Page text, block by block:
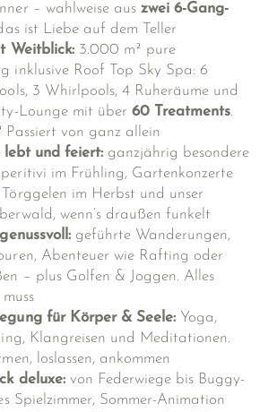
– wahlweise aus zwei 6-Gang-
ist Liebe auf dem Teller
Weitblick: 3.000 m² pure
inklusive Roof Top Sky Spa: 6
3 Whirlpools, 4 Ruheräume und
Lounge mit über 60 Treatments.
Passiert von ganz allein
lebt und feiert: ganzjährig besondere
im Frühling, Gartenkonzerte
Törggelen im Herbst und unser
wenn’s draußen funkelt
geführte Wanderungen,
Abenteuer wie Rafting oder
– plus Golfen & Joggen. Alles
für Körper & Seele: Yoga,
Klangreisen und Meditationen.
loslassen, ankommen
deluxe:von Federwiege bis Buggy-
Spielzimmer, Sommer-Animation